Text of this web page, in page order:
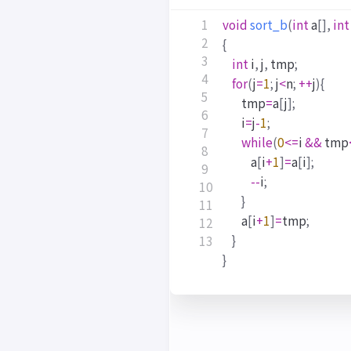
4
voidsort_b(inta[], int
{
int i,j, tmp;
for(j=1;j<n; ++j){
tmp=a[j];
i=j-1;
while(0<=i&& tmp
a[i+1]=a[i];
--i;
}
a[i+1]=tmp;
}
}